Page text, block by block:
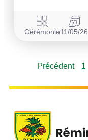
Cérémonie11/05/26
Précédent 1